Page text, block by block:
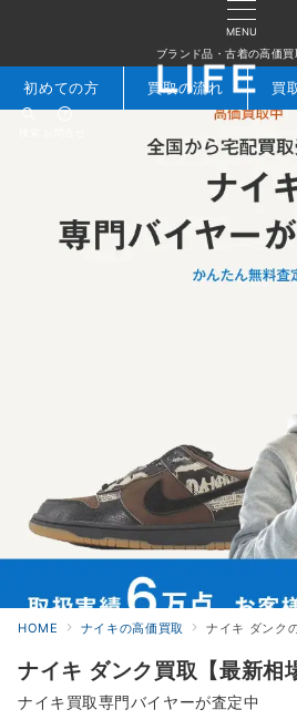
MENU
ブランド品・古着の高価買
初めての方 買取の流れ 買
HOME ナイキの高価買取 ナイキ ダンク
ナイキ ダンク買取【最新相
ナイキ買取専門バイヤーが査定中